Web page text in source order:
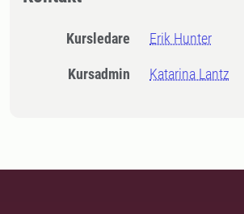
Kursledare Erik Hunter
Kursadmin Katarina Lantz